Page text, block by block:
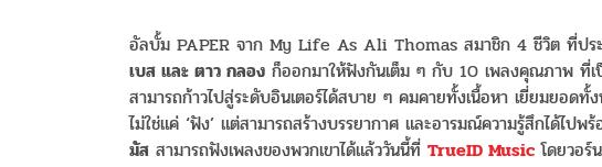
อัลบั้ม PAPER จาก My Life As Ali Thomas สมาชิก 4 ชีวิต ที่ปร
เบส และ ตาว กลอง ก็ออกมาให้ฟังกันเต็ม ๆ กับ 10 เพลงคุณภาพ ที่เ
สามารถก้าวไปสู่ระดับอินเตอร์ได้สบาย ๆ คมคายทั้งเนื้อหา เยี่ยมยอด
ไม่ใช่แค่ ‘ฟัง’ แต่สามารถสร้างบรรยากาศ และอารมณ์ความรู้สึกได้ไป
มัส สามารถฟังเพลงของพวกเขาได้แล้ววันนี้ที่ TrueID Music โดยวอร์